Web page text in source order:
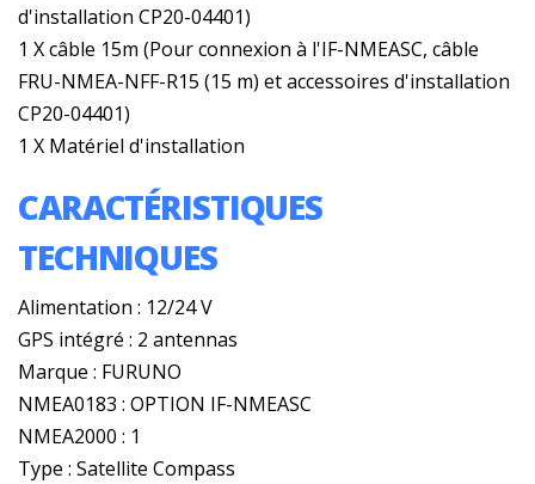
d'installation CP20-04401)
1 X câble 15m (Pour connexion à l'IF-NMEASC, câble
FRU-NMEA-NFF-R15 (15 m) et accessoires d'installation
CP20-04401)
1 X Matériel d'installation
CARACTÉRISTIQUES
TECHNIQUES
Alimentation : 12/24 V
GPS intégré : 2 antennas
Marque : FURUNO
NMEA0183 : OPTION IF-NMEASC
NMEA2000 : 1
Type : Satellite Compass